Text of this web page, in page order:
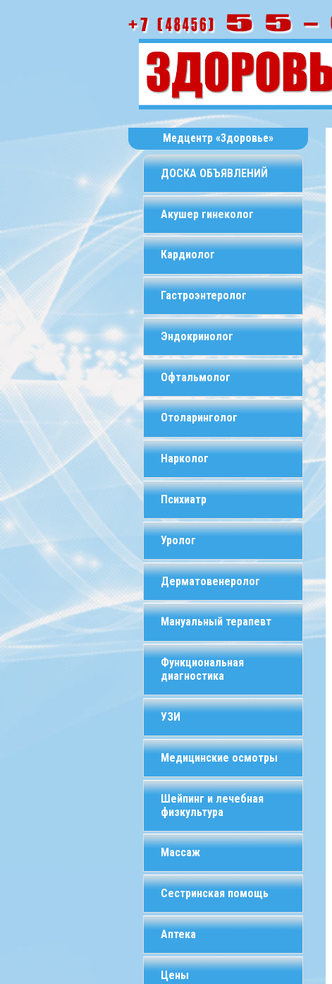
Медцентр «Здоровье»
ДОСКА ОБЪЯВЛЕНИЙ
Акушер гинеколог
Кардиолог
Гастроэнтеролог
Эндокринолог
Офтальмолог
Отоларинголог
Нарколог
Психиатр
Уролог
Дерматовенеролог
Мануальный терапевт
Функциональная
диагностика
УЗИ
Медицинские осмотры
Шейпинг и лечебная
физкультура
Массаж
Сестринская помощь
Аптека
Цены